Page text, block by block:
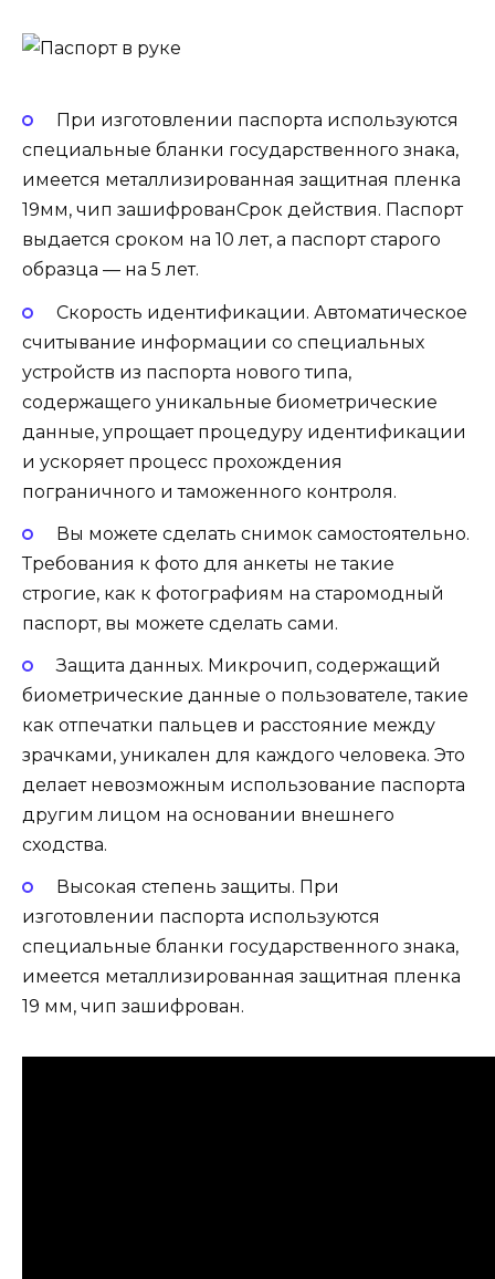
При изготовлении паспорта используются
специальные бланки государственного знака,
имеется металлизированная защитная пленка
19мм, чип зашифрованСрок действия. Паспорт
выдается сроком на 10 лет, а паспорт старого
образца — на 5 лет.
Скорость идентификации. Автоматическое
считывание информации со специальных
устройств из паспорта нового типа,
содержащего уникальные биометрические
данные, упрощает процедуру идентификации
и ускоряет процесс прохождения
пограничного и таможенного контроля.
Вы можете сделать снимок самостоятельно.
Требования к фото для анкеты не такие
строгие, как к фотографиям на старомодный
паспорт, вы можете сделать сами.
Защита данных. Микрочип, содержащий
биометрические данные о пользователе, такие
как отпечатки пальцев и расстояние между
зрачками, уникален для каждого человека. Это
делает невозможным использование паспорта
другим лицом на основании внешнего
сходства.
Высокая степень защиты. При
изготовлении паспорта используются
специальные бланки государственного знака,
имеется металлизированная защитная пленка
19 мм, чип зашифрован.